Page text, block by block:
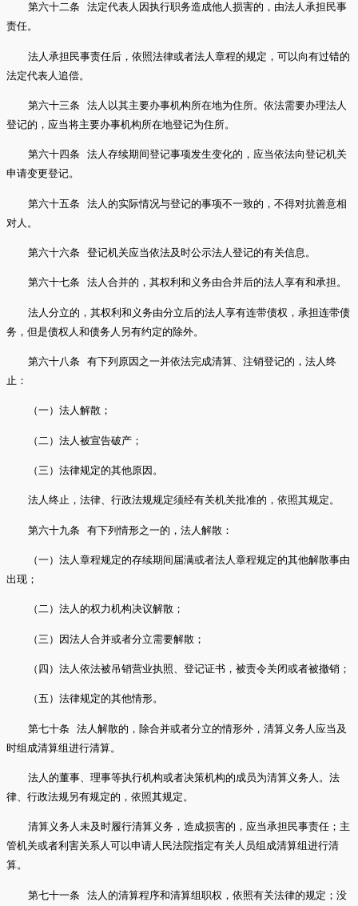
第六十二条 法定代表人因执行职务造成他人损害的，由法人承担民事
责任。
法人承担民事责任后，依照法律或者法人章程的规定，可以向有过错的
法定代表人追偿。
第六十三条 法人以其主要办事机构所在地为住所。依法需要办理法人
登记的，应当将主要办事机构所在地登记为住所。
第六十四条 法人存续期间登记事项发生变化的，应当依法向登记机关
申请变更登记。
第六十五条 法人的实际情况与登记的事项不一致的，不得对抗善意相
对人。
第六十六条 登记机关应当依法及时公示法人登记的有关信息。
第六十七条 法人合并的，其权利和义务由合并后的法人享有和承担。
法人分立的，其权利和义务由分立后的法人享有连带债权，承担连带债
务，但是债权人和债务人另有约定的除外。
第六十八条 有下列原因之一并依法完成清算、注销登记的，法人终
止：
（一）法人解散；
（二）法人被宣告破产；
（三）法律规定的其他原因。
法人终止，法律、行政法规规定须经有关机关批准的，依照其规定。
第六十九条 有下列情形之一的，法人解散：
（一）法人章程规定的存续期间届满或者法人章程规定的其他解散事由
出现；
（二）法人的权力机构决议解散；
（三）因法人合并或者分立需要解散；
（四）法人依法被吊销营业执照、登记证书，被责令关闭或者被撤销；
（五）法律规定的其他情形。
第七十条 法人解散的，除合并或者分立的情形外，清算义务人应当及
时组成清算组进行清算。
法人的董事、理事等执行机构或者决策机构的成员为清算义务人。法
律、行政法规另有规定的，依照其规定。
清算义务人未及时履行清算义务，造成损害的，应当承担民事责任；主
管机关或者利害关系人可以申请人民法院指定有关人员组成清算组进行清
算。
第七十一条 法人的清算程序和清算组职权，依照有关法律的规定；没